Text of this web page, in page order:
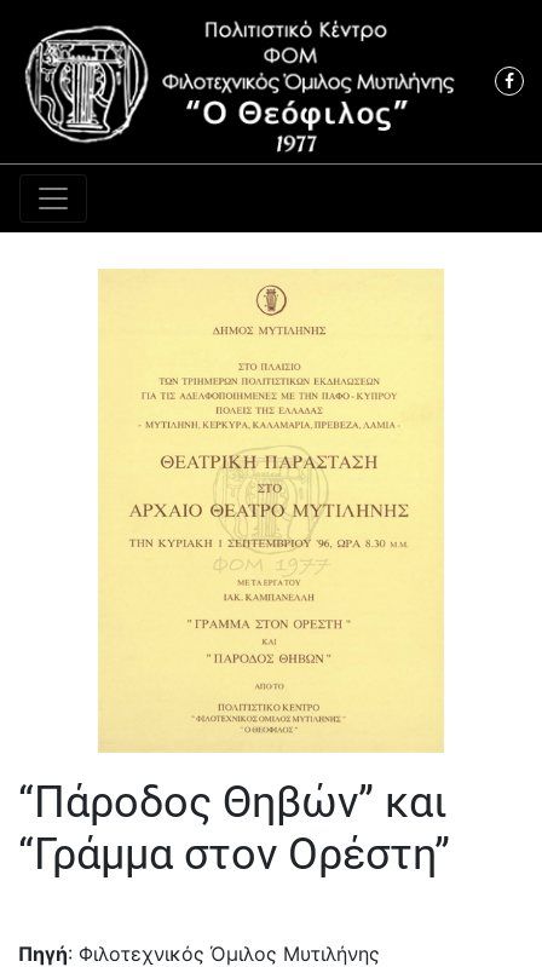
Κύρια πλοήγηση
“Πάροδος Θηβών” και
“Γράμμα στον Ορέστη”
Πηγή: Φιλοτεχνικός Όμιλος Μυτιλήνης